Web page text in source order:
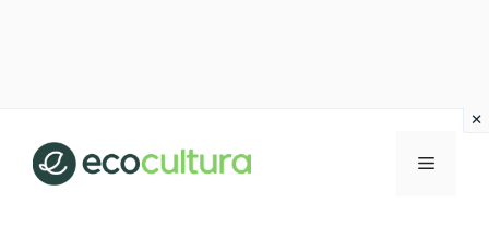
contenuto
MENU